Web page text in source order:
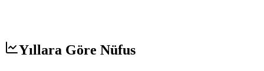
Yıllara Göre Nüfus